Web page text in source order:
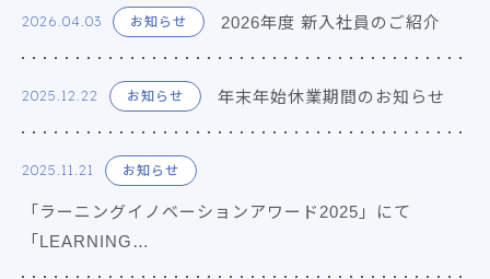
2026.04.03 お知らせ 2026年度 新入社員のご紹介
2025.12.22 お知らせ 年末年始休業期間のお知らせ
2025.11.21 お知らせ
「ラーニングイノベーションアワード2025」にて
「LEARNING…